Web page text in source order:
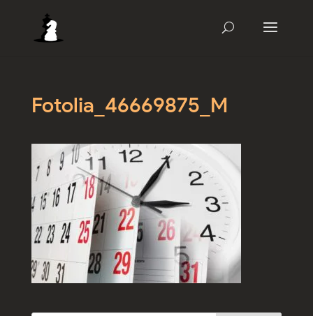
Fotolia_46669875_M